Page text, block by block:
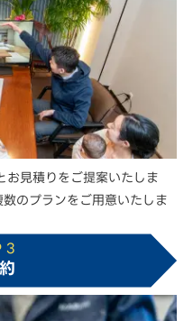
お見積りをご提案いたしま
のプランをご用意いたしま
3